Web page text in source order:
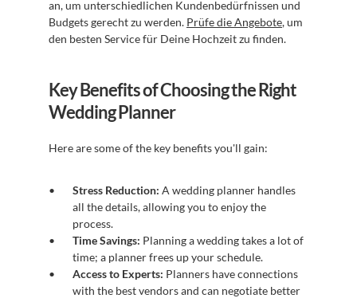
an, um unterschiedlichen Kundenbedürfnissen und
Budgets gerecht zu werden. Prüfe die Angebote, um
den besten Service für Deine Hochzeit zu finden.
Key Benefits of Choosing the Right
Wedding Planner
Here are some of the key benefits you'll gain:
Stress Reduction: A wedding planner handles
all the details, allowing you to enjoy the
process.
Time Savings: Planning a wedding takes a lot of
time; a planner frees up your schedule.
Access to Experts: Planners have connections
with the best vendors and can negotiate better